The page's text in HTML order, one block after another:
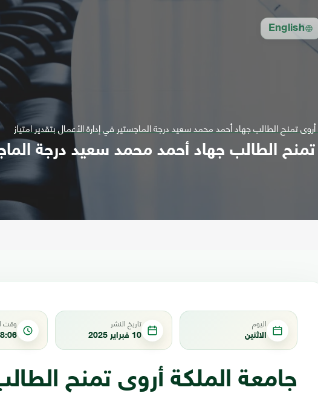
English
تمنح الطالب جهاد أحمد محمد سعيد درجة الماجستير في إدارة الأعمال بتقدير امتياز
الطالب جهاد أحمد محمد سعيد درجة
اليوم
الاثنين
تاريخ النشر
10 فبراير 2025
وقت
جامعة الملكة أروى تمنح